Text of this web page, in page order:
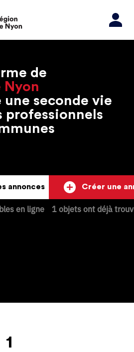
de
Nyon
une seconde vie
professionnels
annonces
en ligne
Créer une
1 objets ont déjà
1